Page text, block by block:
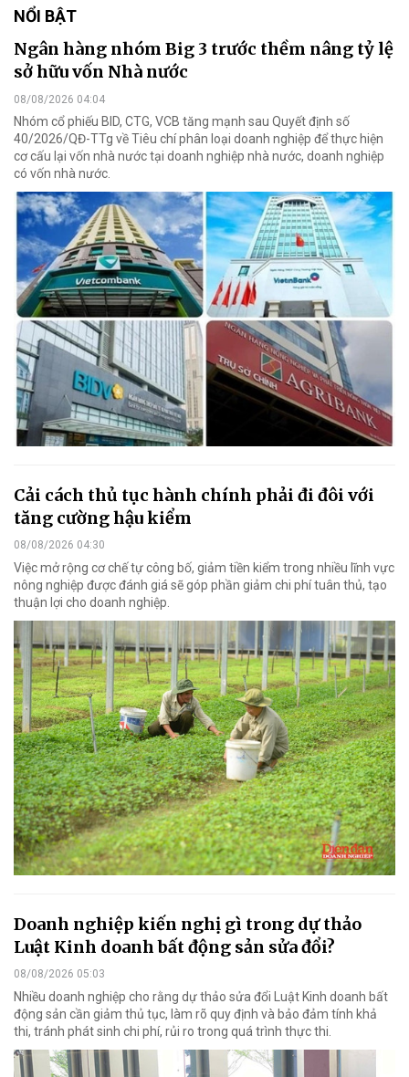
NỔI BẬT
Ngân hàng nhóm Big 3 trước thềm nâng tỷ lệ
sở hữu vốn Nhà nước
08/08/2026 04:04
Nhóm cổ phiếu BID, CTG, VCB tăng mạnh sau Quyết định số
40/2026/QĐ-TTg về Tiêu chí phân loại doanh nghiệp để thực hiện
cơ cấu lại vốn nhà nước tại doanh nghiệp nhà nước, doanh nghiệp
có vốn nhà nước.
Cải cách thủ tục hành chính phải đi đôi với
tăng cường hậu kiểm
08/08/2026 04:30
Việc mở rộng cơ chế tự công bố, giảm tiền kiểm trong nhiều lĩnh vực
nông nghiệp được đánh giá sẽ góp phần giảm chi phí tuân thủ, tạo
thuận lợi cho doanh nghiệp.
Doanh nghiệp kiến nghị gì trong dự thảo
Luật Kinh doanh bất động sản sửa đổi?
08/08/2026 05:03
Nhiều doanh nghiệp cho rằng dự thảo sửa đổi Luật Kinh doanh bất
động sản cần giảm thủ tục, làm rõ quy định và bảo đảm tính khả
thi, tránh phát sinh chi phí, rủi ro trong quá trình thực thi.